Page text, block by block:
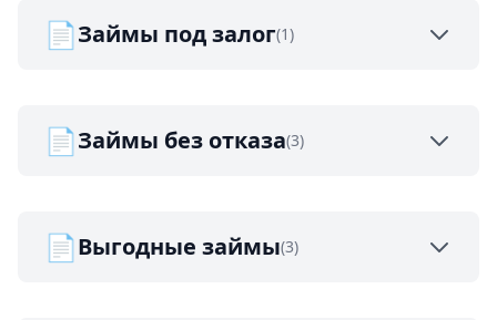
📄Займы под залог(1)
📄Займы без отказа(3)
📄Выгодные займы(3)